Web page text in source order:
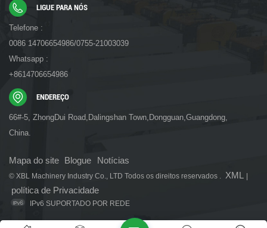
LIGUE PARA NÓS
Telefone :
0086 14706654986/0755-21003039
Whatsapp :
+8614706654986
ENDEREÇO
66#-5, ZhongDui Road,Dalingshan Town,Dongguan,Guangdong,
China.
Mapa do site Blogue Notícias
© XBL Machinery Industry Co., LTD Todos os direitos reservados . XML
política de Privacidade
IPv6 SUPORTADO POR REDE